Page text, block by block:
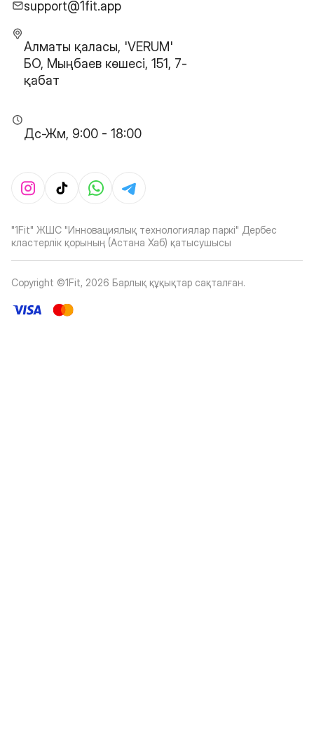
support@1fit.app
Алматы қаласы, 'VERUM'
БО, Мыңбаев көшесі, 151, 7-
қабат
Дс-Жм, 9:00 - 18:00
"1Fit" ЖШС "Инновациялық технологиялар паркі" Дербес
кластерлік қорының (Астана Хаб) қатысушысы
Copyright ©1Fit, 2026 Барлық құқықтар сақталған.